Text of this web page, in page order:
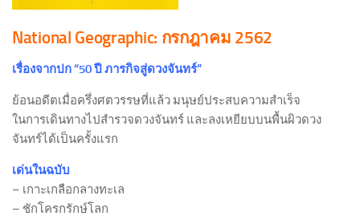
National Geographic: กรกฎาคม 2562
เรื่องจากปก “50 ปี ภารกิจสู่ดวงจันทร์”
ย้อนอดีตเมื่อครึ่งศตวรรษที่แล้ว มนุษย์ประสบความสำเร็จ
ในการเดินทางไปสำรวจดวงจันทร์ และลงเหยียบบนพื้นผิวดวง
จันทร์ได้เป็นครั้งแรก
เด่นในฉบับ
– เกาะเกลือกลางทะเล
– ชักโครกรักษ์โลก